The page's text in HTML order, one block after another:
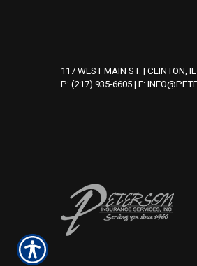
117 WEST MAIN ST. | CLINTON,
P: (217) 935-6605 | E: